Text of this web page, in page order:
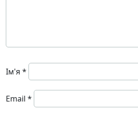
Ім'я *
Email *